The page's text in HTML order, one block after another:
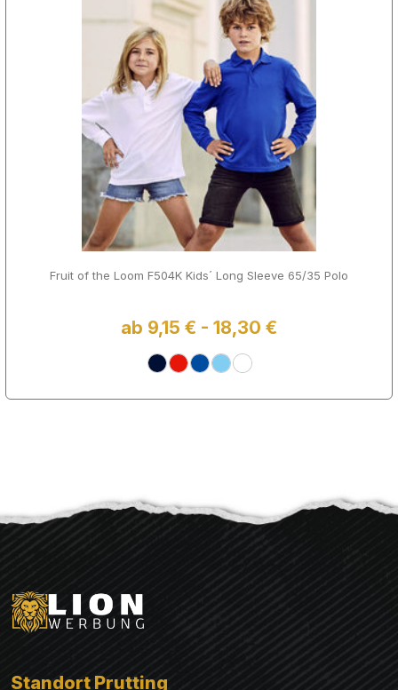
Fruit of the Loom F504K Kids´ Long Sleeve 65/35 Polo
ab 9,15 € - 18,30 €
Standort Prutting